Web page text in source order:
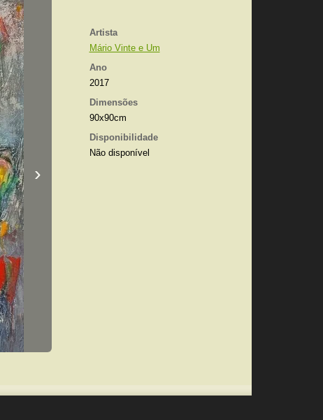
Artista
Mário Vinte e Um
Ano
2017
Dimensões
90x90cm
Disponibilidade
Não disponível
›